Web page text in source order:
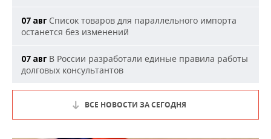
07 авг Список товаров для параллельного импорта
останется без изменений
07 авг В России разработали единые правила работы
долговых консультантов
ВСЕ НОВОСТИ ЗА СЕГОДНЯ